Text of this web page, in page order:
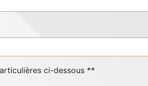
ci-dessous **